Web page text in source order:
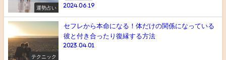
運勢占い 2024.06.19
テクニック
セフレから本命になる！体だけの関係になっている
彼と付き合ったり復縁する方法
2023.04.01